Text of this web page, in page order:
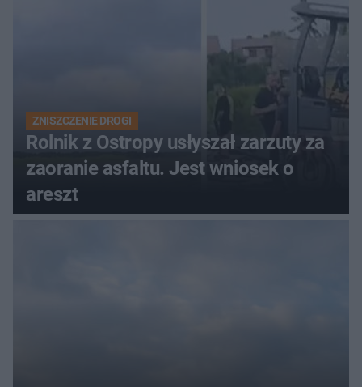
ZNISZCZENIE DROGI
Rolnik z Ostropy usłyszał zarzuty za
zaoranie asfaltu. Jest wniosek o
areszt